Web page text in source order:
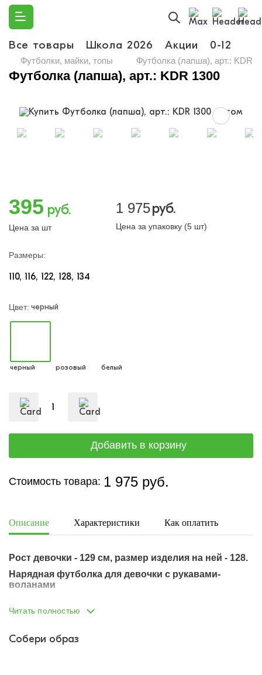
Все товары Школа 2026 Акции 0-12
Футболки, майки, топы Футболка (лапша), арт.: KDR
Футболка (лапша), арт.: KDR 1300
395 руб.
Цена за шт
1 975руб.
Цена за упаковку (5 шт)
Размеры:
110 116 122 128 134
Цвет: черный
черный розовый белый
Стоимость товара: 1 975 руб.
Описание Характеристики Как оплатить
Рост девочки - 129 см, размер изделия на ней - 128.
Нарядная футболка для девочки с рукавами-
воланами
крупной лапши
носке
Читать полностью
Собери образ